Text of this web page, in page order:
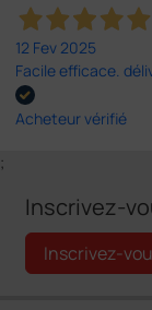
12 Fev 2025
Facile efficace.
Acheteur vérifié
;
Inscrivez-
Inscrivez-